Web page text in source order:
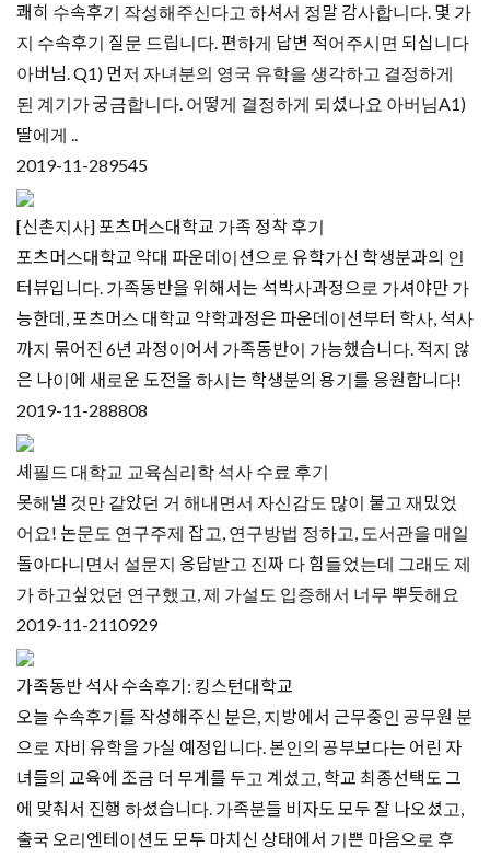
쾌히 수속후기 작성해주신다고 하셔서 정말 감사합니다. 몇 가
지 수속후기 질문 드립니다. 편하게 답변 적어주시면 되십니다
아버님. Q1) 먼저 자녀분의 영국 유학을 생각하고 결정하게
된 계기가 궁금합니다. 어떻게 결정하게 되셨나요 아버님A1)
딸에게 ..
2019-11-289545
[신촌지사] 포츠머스대학교 가족 정착 후기
포츠머스대학교 약대 파운데이션으로 유학가신 학생분과의 인
터뷰입니다. 가족동반을 위해서는 석박사과정으로 가셔야만 가
능한데, 포츠머스 대학교 약학과정은 파운데이션부터 학사, 석사
까지 묶어진 6년 과정이어서 가족동반이 가능했습니다. 적지 않
은 나이에 새로운 도전을 하시는 학생분의 용기를 응원합니다!
2019-11-288808
셰필드 대학교 교육심리학 석사 수료 후기
못해낼 것만 같았던 거 해내면서 자신감도 많이 붙고 재밌었
어요! 논문도 연구주제 잡고, 연구방법 정하고, 도서관을 매일
돌아다니면서 설문지 응답받고 진짜 다 힘들었는데 그래도 제
가 하고싶었던 연구했고, 제 가설도 입증해서 너무 뿌듯해요
2019-11-2110929
가족동반 석사 수속후기: 킹스턴대학교
오늘 수속후기를 작성해주신 분은, 지방에서 근무중인 공무원 분
으로 자비 유학을 가실 예정입니다. 본인의 공부보다는 어린 자
녀들의 교육에 조금 더 무게를 두고 계셨고, 학교 최종선택도 그
에 맞춰서 진행 하셨습니다. 가족분들 비자도 모두 잘 나오셨고,
출국 오리엔테이션도 모두 마치신 상태에서 기쁜 마음으로 후